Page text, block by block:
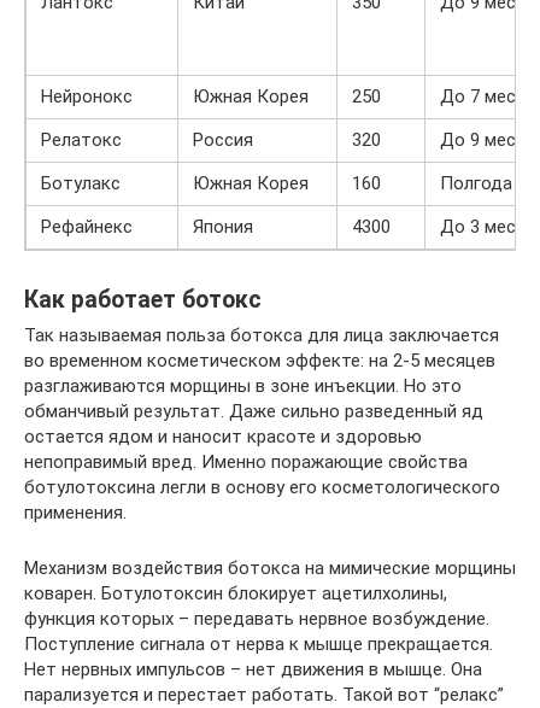
Нейронокс Южная Корея 250
До 7
Релатокс
Россия 320
До 9
Ботулакс
Южная Корея 160
Полгода
Рефайнекс
Япония 4300 До 3
Как работает ботокс
Так называемая польза ботокса для лица заключается
во временном косметическом эффекте: на 2-5 месяцев
разглаживаются морщины в зоне инъекции. Но это
обманчивый результат. Даже сильно разведенный яд
остается ядом и наносит красоте и здоровью
непоправимый вред. Именно поражающие свойства
ботулотоксина легли в основу его косметологического
применения.
Механизм воздействия ботокса на мимические морщины
коварен. Ботулотоксин блокирует ацетилхолины,
функция которых – передавать нервное возбуждение.
Поступление сигнала от нерва к мышце прекращается.
Нет нервных импульсов – нет движения в мышце. Она
парализуется и перестает работать. Такой вот “релакс”